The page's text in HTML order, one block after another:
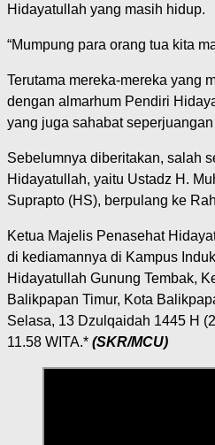
Hidayatullah yang masih hidup.
“Mumpung para orang tua kita
Terutama mereka-mereka yang
dengan almarhum Pendiri
yang juga sahabat
Sebelumnya diberitakan, salah
Hidayatullah, yaitu Ustadz H.
Suprapto (HS), berpulang ke
Ketua Majelis Penasehat
di kediamannya di Kampus
Hidayatullah Gunung Tembak,
Balikpapan Timur, Kota
Selasa, 13 Dzulqaidah 1445 H
11.58 WITA.* (SKR/MCU)